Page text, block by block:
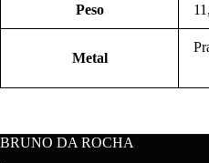
Peso
Metal
BRUNO DA ROCHA